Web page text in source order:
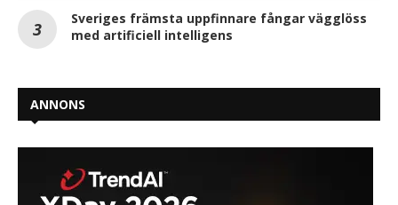
Sveriges främsta uppfinnare fångar vägglöss
med artificiell intelligens
ANNONS